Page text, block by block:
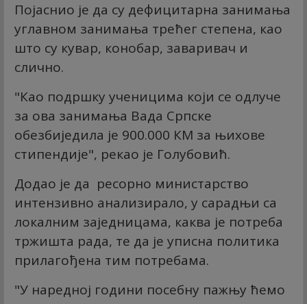
Појаснио је да су дефицитарна занимања
углавном занимања трећег степена, као
што су кувар, конобар, заваривач и
слично.
"Као подршку ученицима који се одлуче
за ова занимања Вада Српске
обезбиједила је 900.000 КМ за њихове
стипендије", рекао је Голубовић.
Додао је да ресорно министарство
интензивно анализирало, у сарадњи са
локалним заједницама, каква је потреба
тржишта рада, те да је уписна политика
прилагођена тим потребама.
"У наредној години посебну пажњу ћемо